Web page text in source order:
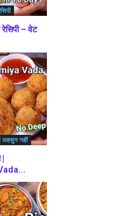
– वेट
लहसुन नहीं